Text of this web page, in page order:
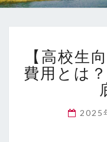
【高校生
費用とは
2025